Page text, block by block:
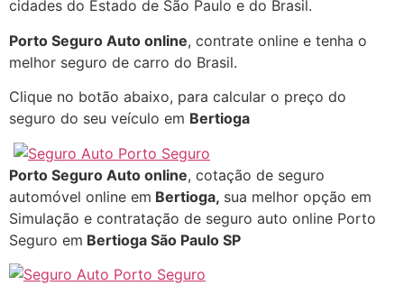
cidades do Estado de São Paulo e do Brasil.
Porto Seguro Auto online, contrate online e tenha o
melhor seguro de carro do Brasil.
Clique no botão abaixo, para calcular o preço do
seguro do seu veículo em Bertioga
Porto Seguro Auto online, cotação de seguro
automóvel online em Bertioga, sua melhor opção em
Simulação e contratação de seguro auto online Porto
Seguro em Bertioga São Paulo SP